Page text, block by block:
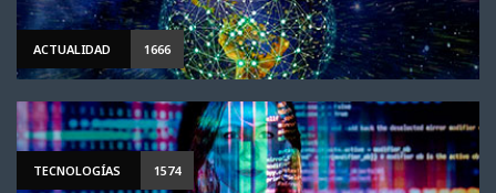
ACTUALIDAD 1666
TECNOLOGÍAS 1574